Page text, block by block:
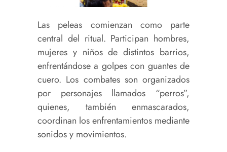
Las peleas comienzan como parte
central del ritual. Participan hombres,
mujeres y niños de distintos barrios,
enfrentándose a golpes con guantes de
cuero. Los combates son organizados
por personajes llamados “perros”,
quienes, también enmascarados,
coordinan los enfrentamientos mediante
sonidos y movimientos.